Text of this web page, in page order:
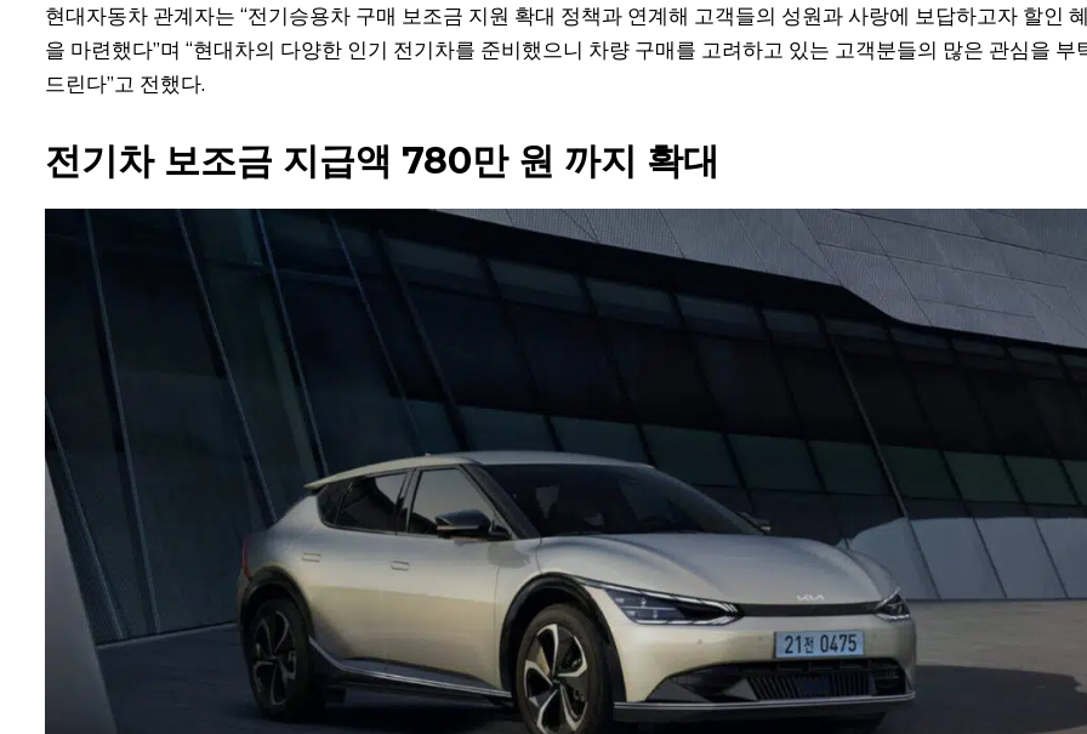
현대자동차 관계자는 “전기승용차 구매 보조금 지원 확대 정책과 연계해 고객들의 성원과 사랑에 보답하고자 할인
을 마련했다”며 “현대차의 다양한 인기 전기차를 준비했으니 차량 구매를 고려하고 있는 고객분들의 많은 관심을 부
드린다”고 전했다.
전기차 보조금 지급액 780만 원 까지 확대